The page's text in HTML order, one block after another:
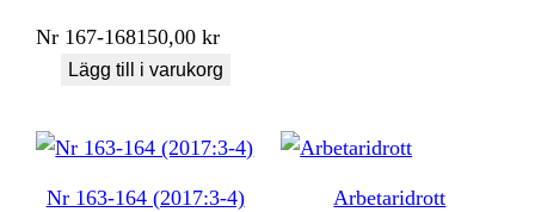
Nr 167-168150,00kr
Lägg till i varukorg
Nr 163-164 (2017:3-4) Arbetaridrott